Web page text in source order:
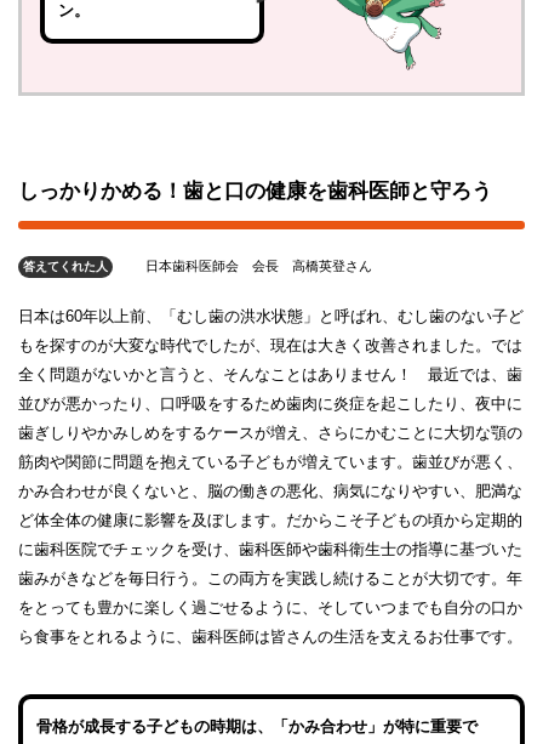
ン。
しっかりかめる！歯と口の健康を歯科医師と守ろう
答えてくれた人 日本歯科医師会 会長 高橋英登さん
日本は60年以上前、「むし歯の洪水状態」と呼ばれ、むし歯のない子ど
もを探すのが大変な時代でしたが、現在は大きく改善されました。では
全く問題がないかと言うと、そんなことはありません！ 最近では、歯
並びが悪かったり、口呼吸をするため歯肉に炎症を起こしたり、夜中に
歯ぎしりやかみしめをするケースが増え、さらにかむことに大切な顎の
筋肉や関節に問題を抱えている子どもが増えています。歯並びが悪く、
かみ合わせが良くないと、脳の働きの悪化、病気になりやすい、肥満な
ど体全体の健康に影響を及ぼします。だからこそ子どもの頃から定期的
に歯科医院でチェックを受け、歯科医師や歯科衛生士の指導に基づいた
歯みがきなどを毎日行う。この両方を実践し続けることが大切です。年
をとっても豊かに楽しく過ごせるように、そしていつまでも自分の口か
ら食事をとれるように、歯科医師は皆さんの生活を支えるお仕事です。
骨格が成長する子どもの時期は、「かみ合わせ」が特に重要で